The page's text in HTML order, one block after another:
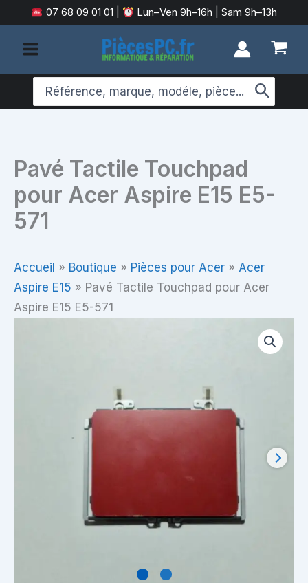
au
contenu
07 68 09 01 01 Lun–Ven 9h–16h | Sam 9h–13h
Search
for:
Pavé Tactile Touchpad
pour Acer Aspire E15 E5-
571
Accueil » Boutique » Pièces pour Acer » Acer
Aspire E15 » Pavé Tactile Touchpad pour Acer
Aspire E15 E5-571